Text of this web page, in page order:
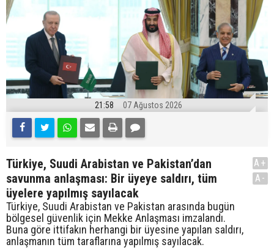
21:58 07 Ağustos 2026
Türkiye, Suudi Arabistan ve Pakistan’dan
savunma anlaşması: Bir üyeye saldırı, tüm
üyelere yapılmış sayılacak
Türkiye, Suudi Arabistan ve Pakistan arasında bugün
bölgesel güvenlik için Mekke Anlaşması imzalandı.
Buna göre ittifakın herhangi bir üyesine yapılan saldırı,
anlaşmanın tüm taraflarına yapılmış sayılacak.
A+
A-